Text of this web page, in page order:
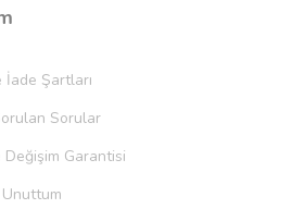
Şartları
Sorular
Değişim Garantisi